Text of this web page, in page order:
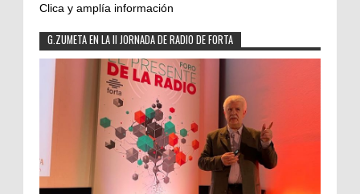
Clica y amplía información
G.ZUMETA EN LA II JORNADA DE RADIO DE FORTA